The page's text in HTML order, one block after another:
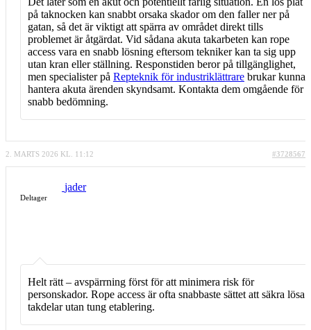
på taknocken kan snabbt orsaka skador om den faller ner på
gatan, så det är viktigt att spärra av området direkt tills
problemet är åtgärdat. Vid sådana akuta takarbeten kan rope
access vara en snabb lösning eftersom tekniker kan ta sig upp
utan kran eller ställning. Responstiden beror på tillgänglighet,
men specialister på Repteknik för industriklättrare brukar kunna
hantera akuta ärenden skyndsamt. Kontakta dem omgående för
snabb bedömning.
2. MARTS 2026 KL. 11:12 #3728567
jader
Deltager
Helt rätt – avspärrning först för att minimera risk för
personskador. Rope access är ofta snabbaste sättet att säkra lösa
takdelar utan tung etablering.